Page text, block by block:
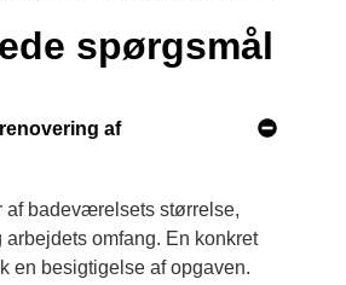
spørgsmål
af
af badeværelsets størrelse,
arbejdets omfang. En konkret
en besigtigelse af opgaven.